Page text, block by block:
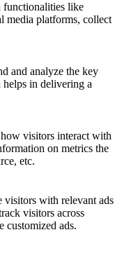
functionalities like
media platforms, collect
and analyze the key
in delivering a
visitors interact with
on metrics the
etc.
visitors with relevant ads
visitors across
customized ads.